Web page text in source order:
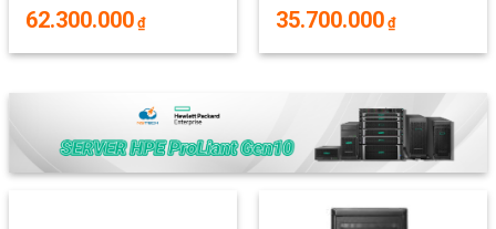
3.5 INCH
62.300.000 ₫
INCH
35.700.000 ₫